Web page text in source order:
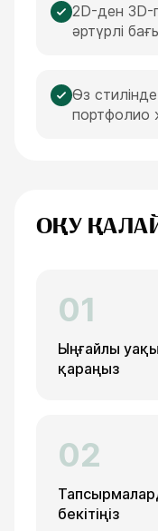
2D-ден
әртүрлі
Өз
портфолио
ОҚУ
01
Ыңғайлы
қараңыз
02
бекітіңіз